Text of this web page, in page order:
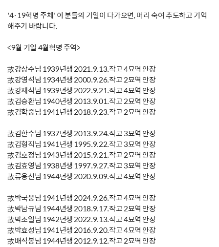
'4·19혁명 주체' 이 분들의 기일이 다가오면, 머리 숙여 추도하고 기억
해주기 바랍니다.
<9월 기일 4월혁명 주역>
故강상수님 1939년생 2021.9.13.작고 4묘역 안장
故강영석님 1934년생 2000.9.26.작고 2묘역 안장
故강재식님 1939년생 2022.9.21.작고 4묘역 안장
故김승환님 1940년생 2013.9.01.작고 2묘역 안장
故김학중님 1941년생 2018.9.23.작고 2묘역 안장
故김한수님 1937년생 2013.9.24.작고 3묘역 안장
故김형직님 1941년생 1995.9.22.작고 3묘역 안장
故김호정님 1943년생 2015.9.21.작고 2묘역 안장
故김효영님 1938년생 1997.9.27.작고 3묘역 안장
故류용선님 1944년생 2020.9.09.작고 4묘역 안장
故박국웅님 1941년생 2024.9.26.작고 4묘역 안장
故박남규님 1944년생 2018.9.17.작고 2묘역 안장
故박조일님 1942년생 2022.9.13.작고 4묘역 안장
故박효성님 1941년생 2016.9.20.작고 4묘역 안장
故배석봉님 1944년생 2012.9.12.작고 2묘역 안장